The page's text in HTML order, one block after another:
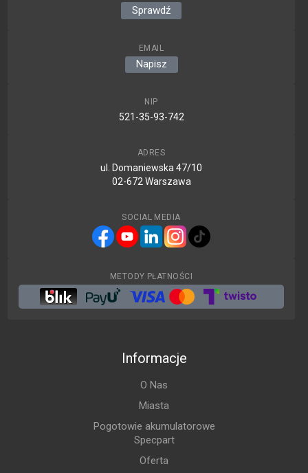
Sprawdź
EMAIL
Napisz
NIP
521-35-93-742
ADRES
ul. Domaniewska 47/10
02-672 Warszawa
SOCIAL MEDIA
METODY PŁATNOŚCI
Informacje
O Nas
Miasta
Pogotowie akumulatorowe
Specpart
Oferta